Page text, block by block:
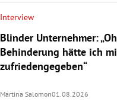
Interview
Blinder Unternehmer:
Behinderung hätte ich
zufriedengegeben“
Martina Salomon01.08.2026